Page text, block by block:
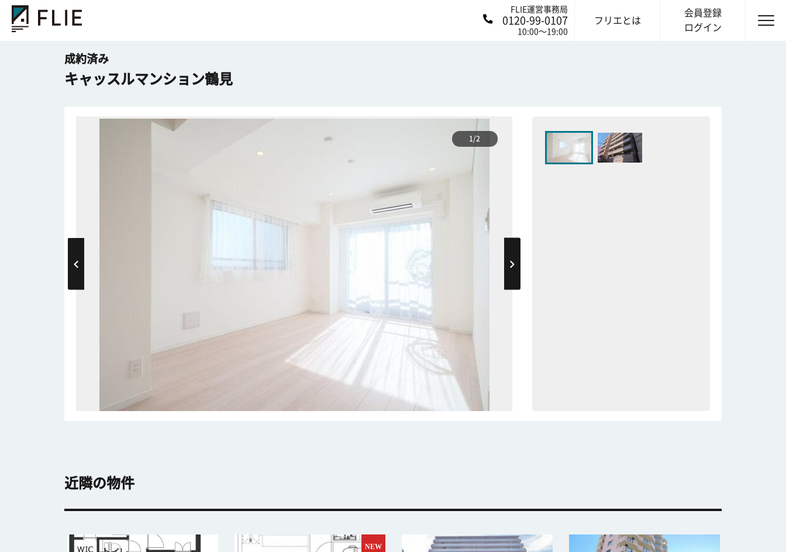
FLIE運営事務局
0120-99-0107
10:00〜19:00
フリエとは
会員登録
ログイン
成約済み
キャッスルマンション鶴見
1/2
近隣の物件